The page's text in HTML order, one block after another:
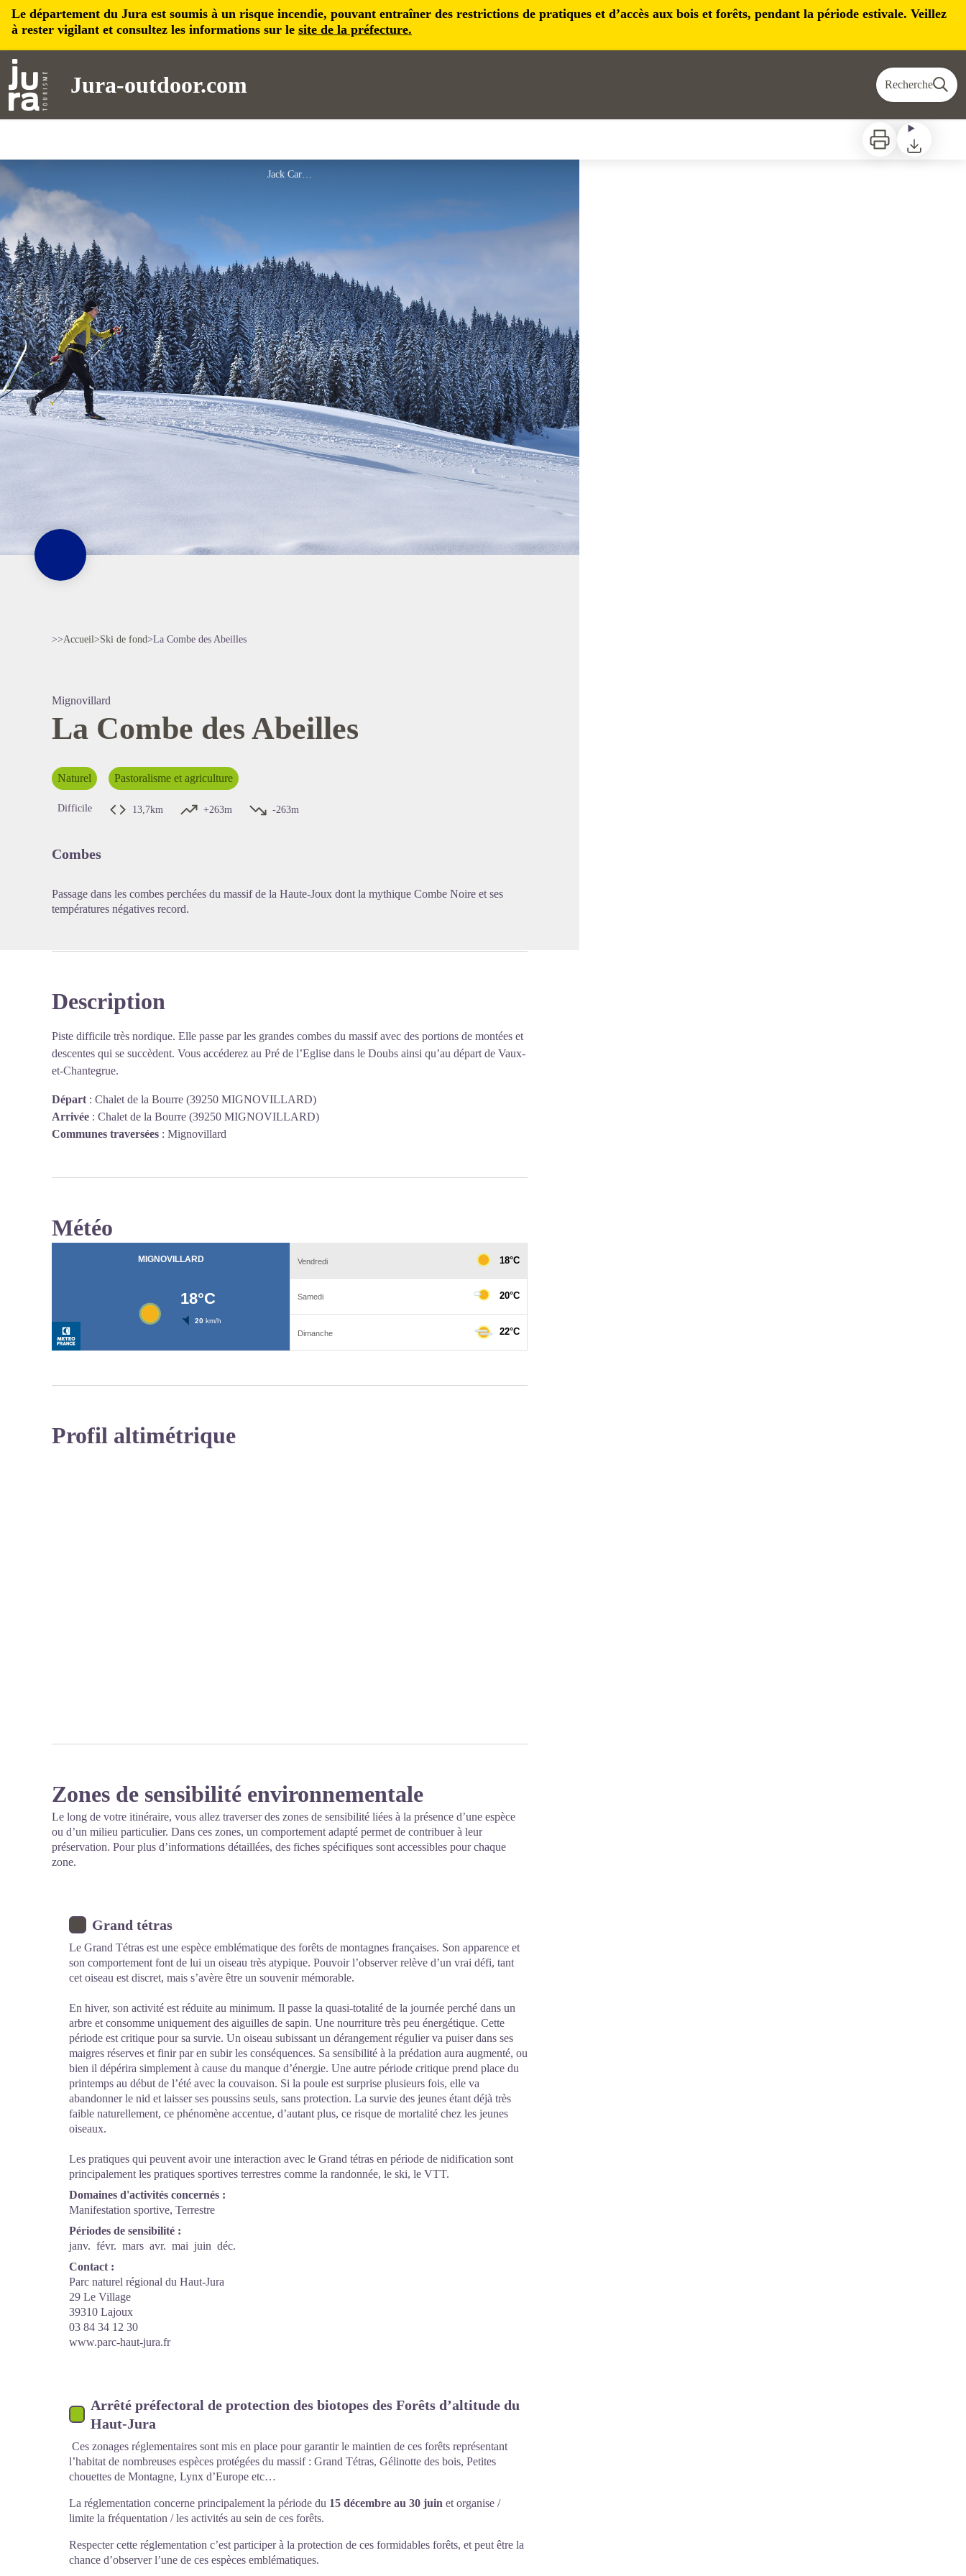
Le département du Jura est soumis à un risque incendie, pouvant entraîner des restrictions de pratiques et d’accès aux bois et forêts, pendant la période estivale. Veillez
à rester vigilant et consultez les informations sur le site de la préfecture.
Jura-outdoor.com Recherche
Imprimer Télécharger
Jack Carrot
>>Accueil>Ski de fond>La Combe des Abeilles
Mignovillard
La Combe des Abeilles
Naturel Pastoralisme et agriculture
Difficile 13,7km +263m -263m
Combes
Passage dans les combes perchées du massif de la Haute-Joux dont la mythique Combe Noire et ses
températures négatives record.
Description
Piste difficile très nordique. Elle passe par les grandes combes du massif avec des portions de montées et
descentes qui se succèdent. Vous accéderez au Pré de l’Eglise dans le Doubs ainsi qu’au départ de Vaux-
et-Chantegrue.
Départ : Chalet de la Bourre (39250 MIGNOVILLARD)
Arrivée : Chalet de la Bourre (39250 MIGNOVILLARD)
Communes traversées : Mignovillard
Météo
Profil altimétrique
Zones de sensibilité environnementale
Le long de votre itinéraire, vous allez traverser des zones de sensibilité liées à la présence d’une espèce
ou d’un milieu particulier. Dans ces zones, un comportement adapté permet de contribuer à leur
préservation. Pour plus d’informations détaillées, des fiches spécifiques sont accessibles pour chaque
zone.
Grand tétras
Le Grand Tétras est une espèce emblématique des forêts de montagnes françaises. Son apparence et
son comportement font de lui un oiseau très atypique. Pouvoir l’observer relève d’un vrai défi, tant
cet oiseau est discret, mais s’avère être un souvenir mémorable.
En hiver, son activité est réduite au minimum. Il passe la quasi-totalité de la journée perché dans un
arbre et consomme uniquement des aiguilles de sapin. Une nourriture très peu énergétique. Cette
période est critique pour sa survie. Un oiseau subissant un dérangement régulier va puiser dans ses
maigres réserves et finir par en subir les conséquences. Sa sensibilité à la prédation aura augmenté, ou
bien il dépérira simplement à cause du manque d’énergie. Une autre période critique prend place du
printemps au début de l’été avec la couvaison. Si la poule est surprise plusieurs fois, elle va
abandonner le nid et laisser ses poussins seuls, sans protection. La survie des jeunes étant déjà très
faible naturellement, ce phénomène accentue, d’autant plus, ce risque de mortalité chez les jeunes
oiseaux.
Les pratiques qui peuvent avoir une interaction avec le Grand tétras en période de nidification sont
principalement les pratiques sportives terrestres comme la randonnée, le ski, le VTT.
Domaines d'activités concernés :
Manifestation sportive, Terrestre
Périodes de sensibilité :
janv. févr. mars avr. mai juin déc.
Contact :
Parc naturel régional du Haut-Jura
29 Le Village
39310 Lajoux
03 84 34 12 30
www.parc-haut-jura.fr
Arrêté préfectoral de protection des biotopes des Forêts d’altitude du
Haut-Jura
Ces zonages réglementaires sont mis en place pour garantir le maintien de ces forêts représentant
l’habitat de nombreuses espèces protégées du massif : Grand Tétras, Gélinotte des bois, Petites
chouettes de Montagne, Lynx d’Europe etc…
La réglementation concerne principalement la période du 15 décembre au 30 juin et organise /
limite la fréquentation / les activités au sein de ces forêts.
Respecter cette réglementation c’est participer à la protection de ces formidables forêts, et peut être la
chance d’observer l’une de ces espèces emblématiques.